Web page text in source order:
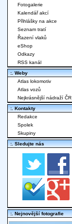
Fotogalerie
Kalendář akcí
Přihlášky na akce
Seznam tratí
Řazení vlaků
eShop
Odkazy
RSS kanál
:. Weby
Atlas lokomotiv
Atlas vozů
Nejkrásnější nádraží ČR
:. Kontakty
Redakce
Spolek
Skupiny
:. Sledujte nás
:. Nejnovější fotografie